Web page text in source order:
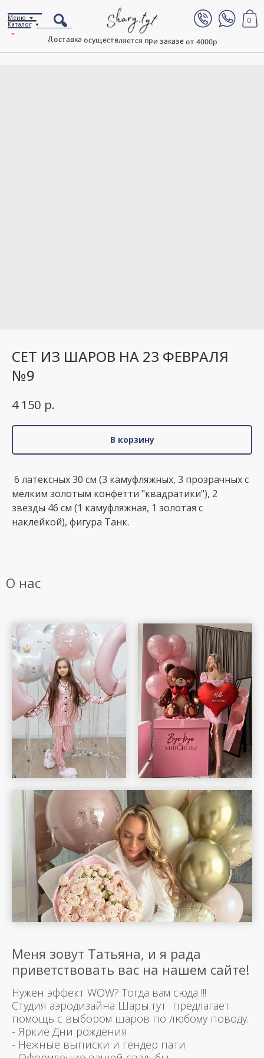
Доставка осуществляется при заказе от 4000р
0
Каталог
Меню
СЕТ ИЗ ШАРОВ НА 23 ФЕВРАЛЯ
№9
4 150 р.
В корзину
6 латексных 30 см (3 камуфляжных, 3 прозрачных с
мелким золотым конфетти "квадратики"), 2
звезды 46 см (1 камуфляжная, 1 золотая с
наклейкой), фигура Танк.
О нас
Меня зовут Татьяна, и я рада
приветствовать вас на нашем сайте!
Нужен эффект WOW? Тогда вам сюда !!!
Студия аэродизайна Шары.тут предлагает
помощь с выбором шаров по любому поводу.
- Яркие Дни рождения
- Нежные выписки и гендер пати